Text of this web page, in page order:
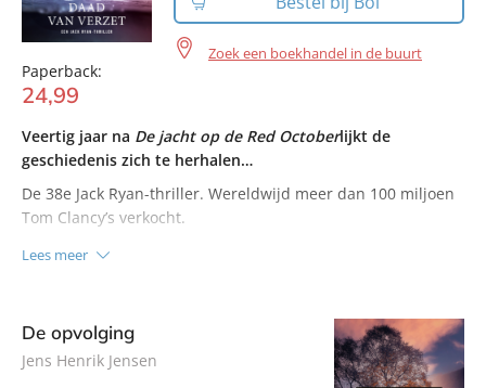
Paperback:
24,99
Zoek een boekhandel in de buurt
Veertig jaar na De jacht op de Red Octoberlijkt de
geschiedenis zich te herhalen…
De 38e Jack Ryan-thriller. Wereldwijd meer dan 100 miljoen
Tom Clancy’s verkocht.
Lees meer
De opvolging
Jens Henrik Jensen